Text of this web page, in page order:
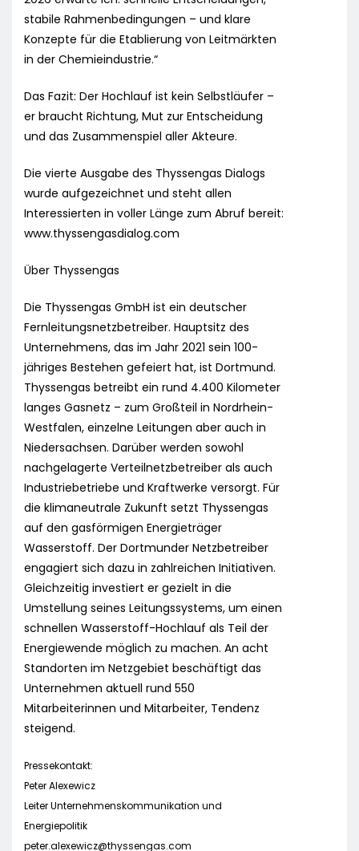
stabile Rahmenbedingungen – und klare
Konzepte für die Etablierung von Leitmärkten
in der Chemieindustrie.“
Das Fazit: Der Hochlauf ist kein Selbstläufer –
er braucht Richtung, Mut zur Entscheidung
und das Zusammenspiel aller Akteure.
Die vierte Ausgabe des Thyssengas Dialogs
wurde aufgezeichnet und steht allen
Interessierten in voller Länge zum Abruf bereit:
www.thyssengasdialog.com
Über Thyssengas
Die Thyssengas GmbH ist ein deutscher
Fernleitungsnetzbetreiber. Hauptsitz des
Unternehmens, das im Jahr 2021 sein 100-
jähriges Bestehen gefeiert hat, ist Dortmund.
Thyssengas betreibt ein rund 4.400 Kilometer
langes Gasnetz – zum Großteil in Nordrhein-
Westfalen, einzelne Leitungen aber auch in
Niedersachsen. Darüber werden sowohl
nachgelagerte Verteilnetzbetreiber als auch
Industriebetriebe und Kraftwerke versorgt. Für
die klimaneutrale Zukunft setzt Thyssengas
auf den gasförmigen Energieträger
Wasserstoff. Der Dortmunder Netzbetreiber
engagiert sich dazu in zahlreichen Initiativen.
Gleichzeitig investiert er gezielt in die
Umstellung seines Leitungssystems, um einen
schnellen Wasserstoff-Hochlauf als Teil der
Energiewende möglich zu machen. An acht
Standorten im Netzgebiet beschäftigt das
Unternehmen aktuell rund 550
Mitarbeiterinnen und Mitarbeiter, Tendenz
steigend.
Pressekontakt:
Peter Alexewicz
Leiter Unternehmenskommunikation und
Energiepolitik
peter.alexewicz@thyssengas.com